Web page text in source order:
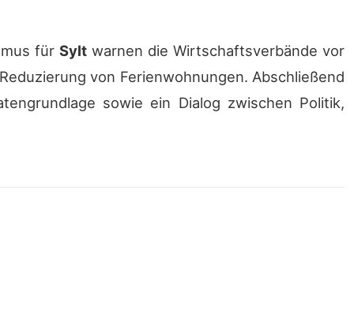
für Sylt warnen die Wirtschaftsverbände vor
von Ferienwohnungen. Abschließend
sowie ein Dialog zwischen Politik,